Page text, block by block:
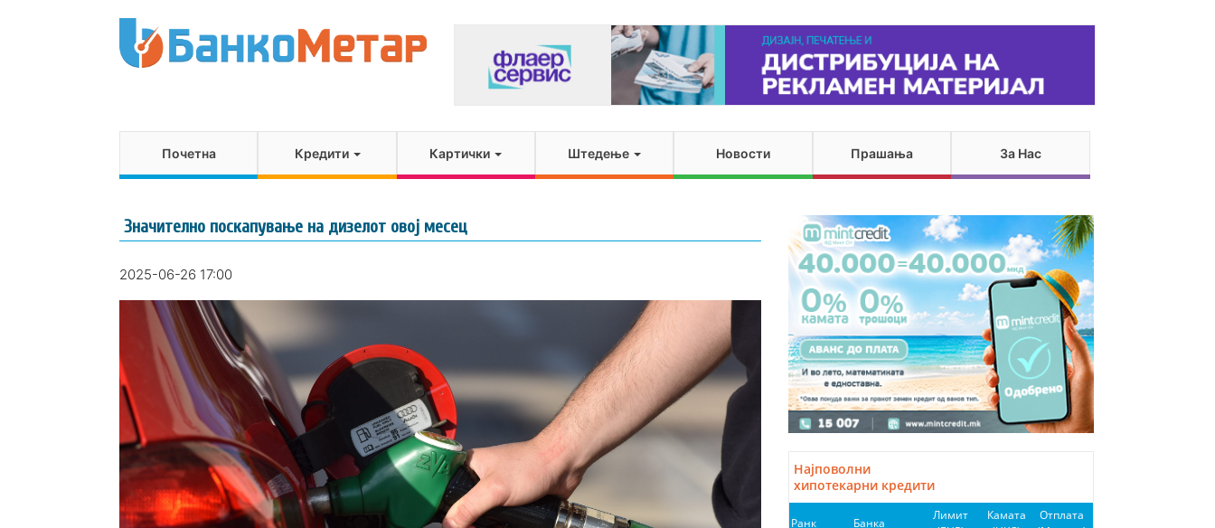
Почетна Кредити Картички Штедење Новости Прашања За Нас
Значително поскапување на дизелот овој месец
2025-06-26 17:00